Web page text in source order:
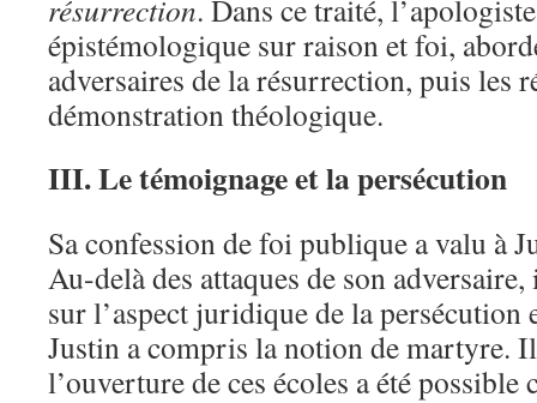
résurrection. Dans ce traité,
épistémologique sur raison et foi,
adversaires de la résurrection, puis les
démonstration théologique.
III. Le témoignage et la persécution
Sa confession de foi publique a valu à
Au-delà des attaques de son
sur l’aspect juridique de la persécution
Justin a compris la notion de martyre.
l’ouverture de ces écoles a été possible